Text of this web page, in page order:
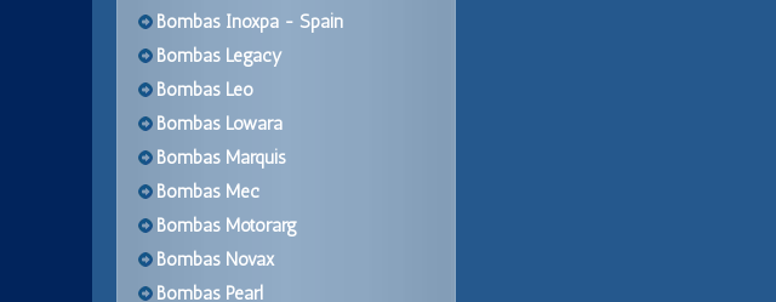
Bombas Inoxpa - Spain
Bombas Legacy
Bombas Leo
Bombas Lowara
Bombas Marquis
Bombas Mec
Bombas Motorarg
Bombas Novax
Bombas Pearl